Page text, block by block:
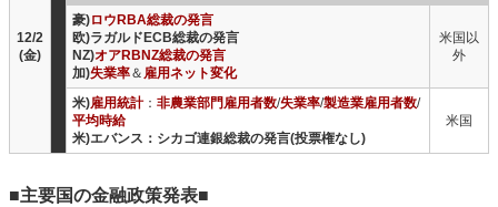
12/2
(金)
豪)ロウRBA総裁の発言
欧)ラガルドECB総裁の発言
NZ)オアRBNZ総裁の発言
加)失業率＆ 雇用ネット変化
米国以
外
米)雇用統計： 非農業部門雇用者数/失業率/製造業雇用者数/
平均時給
米)エバンス：シカゴ連銀総裁の発言(投票権なし)
米国
■主要国の金融政策発表■